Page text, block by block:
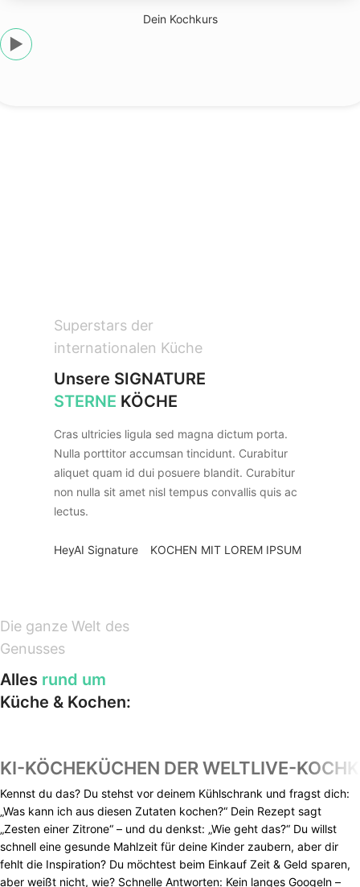
Dein Kochkurs
▶
Superstars der
internationalen Küche
Unsere SIGNATURE
STERNE KÖCHE
Cras ultricies ligula sed magna dictum porta.
Nulla porttitor accumsan tincidunt. Curabitur
aliquet quam id dui posuere blandit. Curabitur
non nulla sit amet nisl tempus convallis quis ac
lectus.
HeyAI Signature KOCHEN MIT LOREM IPSUM
Die ganze Welt des
Genusses
Alles rund um
Küche & Kochen:
KI-KÖCHEKÜCHEN DER WELTLIVE-
Kennst du das? Du stehst vor deinem Kühlschrank und fragst dich:
„Was kann ich aus diesen Zutaten kochen?“ Dein Rezept sagt
„Zesten einer Zitrone“ – und du denkst: „Wie geht das?“ Du willst
schnell eine gesunde Mahlzeit für deine Kinder zaubern, aber dir
fehlt die Inspiration? Du möchtest beim Einkauf Zeit & Geld sparen,
aber weißt nicht, wie? Schnelle Antworten: Kein langes Googeln –